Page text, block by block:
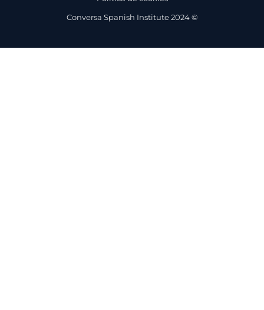
Conversa Spanish Institute 2024 ©